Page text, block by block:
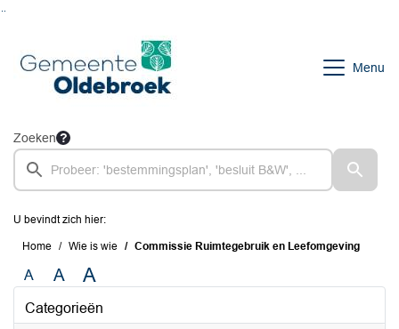
Menu
Zoeken
U bevindt zich hier:
Home Wie is wie Commissie Ruimtegebruik en Leefomgeving
A A A
Categorieën